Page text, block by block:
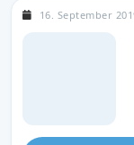
16. September